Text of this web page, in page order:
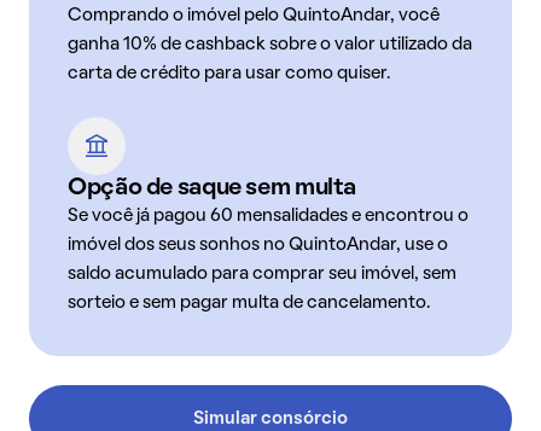
Comprando o imóvel pelo QuintoAndar, você
ganha 10% de cashback sobre o valor utilizado da
carta de crédito para usar como quiser.
Opção de saque sem multa
Se você já pagou 60 mensalidades e encontrou o
imóvel dos seus sonhos no QuintoAndar, use o
saldo acumulado para comprar seu imóvel, sem
sorteio e sem pagar multa de cancelamento.
Simular consórcio